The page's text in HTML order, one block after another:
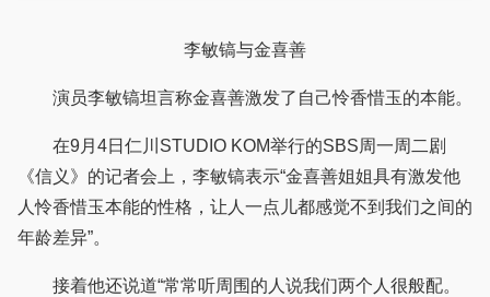
李敏镐与金喜善
演员李敏镐坦言称金喜善激发了自己怜香惜玉的本能。
在9月4日仁川STUDIO KOM举行的SBS周一周二剧
《信义》的记者会上，李敏镐表示“金喜善姐姐具有激发他
人怜香惜玉本能的性格，让人一点儿都感觉不到我们之间的
年龄差异”。
接着他还说道“常常听周围的人说我们两个人很般配。